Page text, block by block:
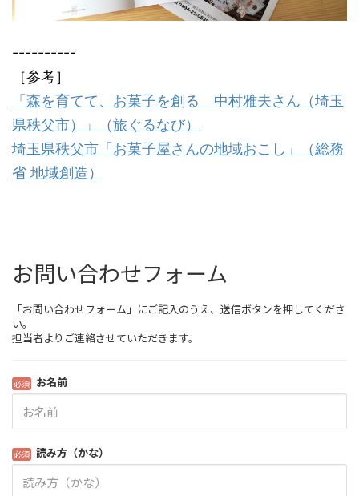
----------
［参考］
「森を育てて、お菓子を創る 中村雅夫さん（埼玉
県秩父市）」（旅ぐるなび）
埼玉県秩父市「お菓子屋さんの地域おこし」（総務
省 地域創造）